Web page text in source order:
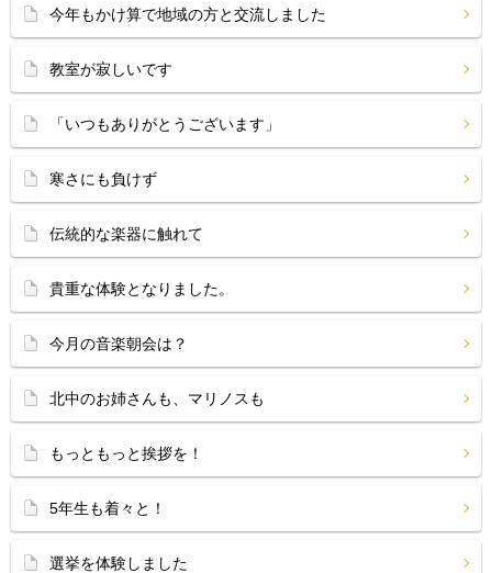
今年もかけ算で地域の方と交流しました
教室が寂しいです
「いつもありがとうございます」
寒さにも負けず
伝統的な楽器に触れて
貴重な体験となりました。
今月の音楽朝会は？
北中のお姉さんも、マリノスも
もっともっと挨拶を！
5年生も着々と！
選挙を体験しました